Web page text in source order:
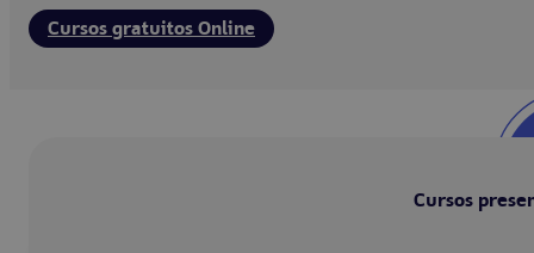
Cursos gratuitos Online
Cursos